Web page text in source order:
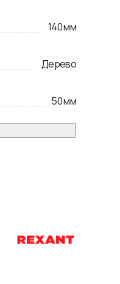
140мм
Дерево
50мм